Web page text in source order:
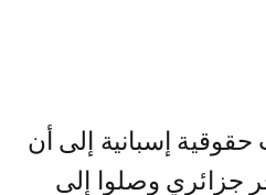
إسبانية إلى أن
عن 800 مهاجر جزائري وصلوا إلى